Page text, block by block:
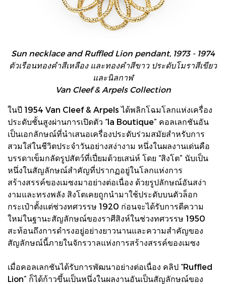
Sun necklace and Ruffled Lion pendant, 1973 - 1974
ตัวเรือนทองคำสีเหลือง และทองคำสีขาว ประดับโมราสีเขียว
และนิลกาฬ
Van Cleef & Arpels Collection
ในปี 1954 Van Cleef & Arpels ได้พลิกโฉมโลกแห่งเครื่อง
ประดับชั้นสูงผ่านการเปิดตัว “la Boutique” คอลเลกชันอัน
เป็นเอกลักษณ์ที่นำเสนอเครื่องประดับร่วมสมัยสำหรับการ
สวมใส่ในชีวิตประจำวันอย่างสง่างาม หนึ่งในผลงานเด่นคือ
บรรดาเข็มกลัดรูปสัตว์ที่เปี่ยมด้วยเสน่ห์ โดย “สิงโต” นับเป็น
หนึ่งในสัญลักษณ์สำคัญที่ปรากฏอยู่ในโลกแห่งการ
สร้างสรรค์ของเมซงมาอย่างต่อเนื่อง ด้วยรูปลักษณ์อันสง่า
งามและทรงพลัง สิงโตเคยถูกนำมาใช้ประดับบนตัวล็อก
กระเป๋าตั้งแต่ช่วงทศวรรษ 1920 ก่อนจะได้รับการตีความ
ใหม่ในฐานะสัญลักษณ์ของราศีสิงห์ในช่วงทศวรรษ 1950
สะท้อนถึงการดำรงอยู่อย่างยาวนานและความสำคัญของ
สัญลักษณ์นี้ภายในจักรวาลแห่งการสร้างสรรค์ของเมซง
เมื่อคอลเลกชันได้รับการพัฒนาอย่างต่อเนื่อง คลิป “Ruffled
Lion” ก็ได้ก้าวขึ้นเป็นหนึ่งในผลงานอันเป็นสัญลักษณ์ของ